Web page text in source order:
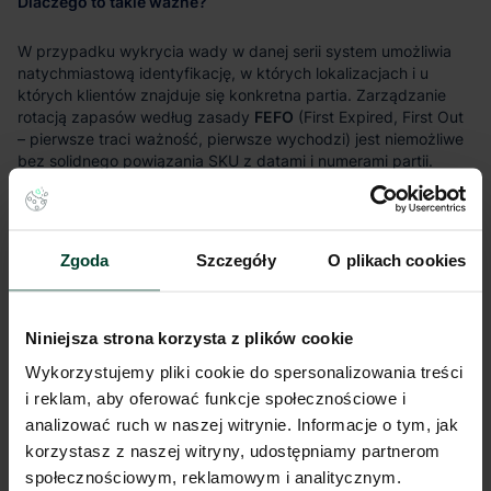
Zgoda Szczegóły O plikach cookies
Niniejsza strona korzysta z plików cookie
Wykorzystujemy pliki cookie do spersonalizowania treści
i reklam, aby oferować funkcje społecznościowe i
analizować ruch w naszej witrynie. Informacje o tym, jak
korzystasz z naszej witryny, udostępniamy partnerom
społecznościowym, reklamowym i analitycznym.
W przypadku wykrycia wady w danej serii system umożliwia
natychmiastową identyfikację, w których lokalizacjach i u
których klientów znajduje się konkretna partia. Zarządzanie
rotacją zapasów według zasady FEFO (First Expired, First Out
– pierwsze traci ważność, pierwsze wychodzi) jest niemożliwe
bez solidnego powiązania SKU z datami i numerami partii.
SKU w logistyce zwrotów i procesie reklamacji
prawidłowej identyfikacji produktu za pomocą SKU.
Co daje SKU w zwrotach?
Szybkie przypisanie zwrotu do zamówienia po skanowaniu